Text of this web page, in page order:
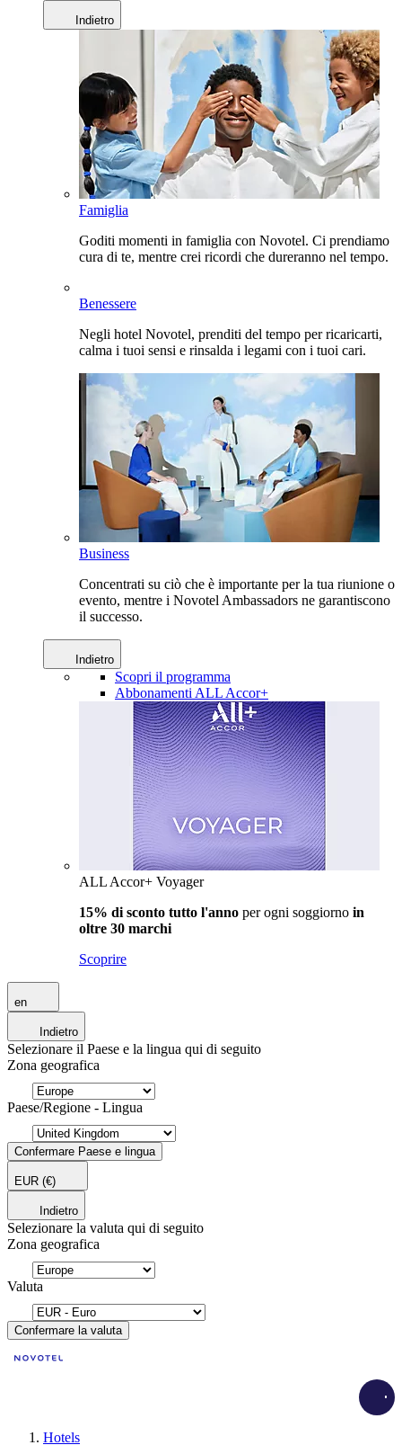
Indietro
Famiglia
Goditi momenti in famiglia con Novotel. Ci prendiamo
cura di te, mentre crei ricordi che dureranno nel tempo.
Benessere
Negli hotel Novotel, prenditi del tempo per ricaricarti,
calma i tuoi sensi e rinsalda i legami con i tuoi cari.
Business
Concentrati su ciò che è importante per la tua riunione o
evento, mentre i Novotel Ambassadors ne garantiscono
il successo.
Indietro
Scopri il programma
Abbonamenti ALL Accor+
ALL Accor+ Voyager
15% di sconto tutto l'anno per ogni soggiorno in
oltre 30 marchi
Scoprire
en
Indietro
Selezionare il Paese e la lingua qui di seguito
Zona geografica
Paese/Regione - Lingua
Confermare Paese e lingua
EUR (€)
Indietro
Selezionare la valuta qui di seguito
Zona geografica
Valuta
Confermare la valuta
Hotels